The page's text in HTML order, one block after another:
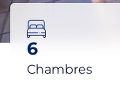
6
Chambres